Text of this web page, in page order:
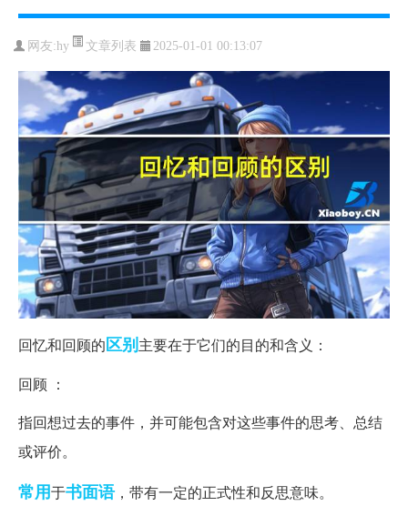
网友:hy 文章列表 2025-01-01 00:13:07
回忆和回顾的区别主要在于它们的目的和含义：
回顾 ：
指回想过去的事件，并可能包含对这些事件的思考、总结
或评价。
常用于书面语，带有一定的正式性和反思意味。